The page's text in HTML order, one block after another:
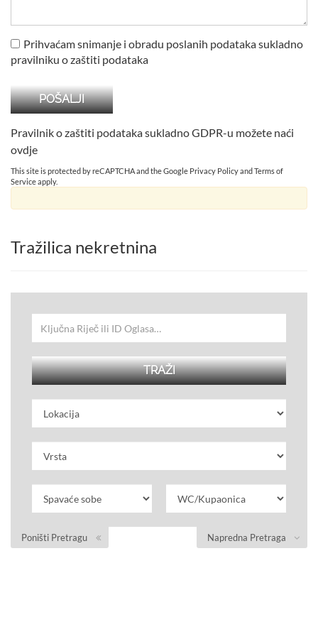
Prihvaćam snimanje i obradu poslanih podataka sukladno
pravilniku o zaštiti podataka
Pravilnik o zaštiti podataka sukladno GDPR-u možete naći
ovdje
This site is protected by reCAPTCHA and the Google Privacy Policyand Terms of
Serviceapply.
Tražilica nekretnina
Napredna Pretraga
Poništi Pretragu